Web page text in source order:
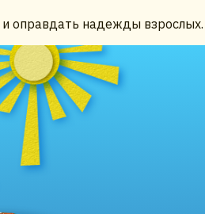
и оправдать надежды взрослых.